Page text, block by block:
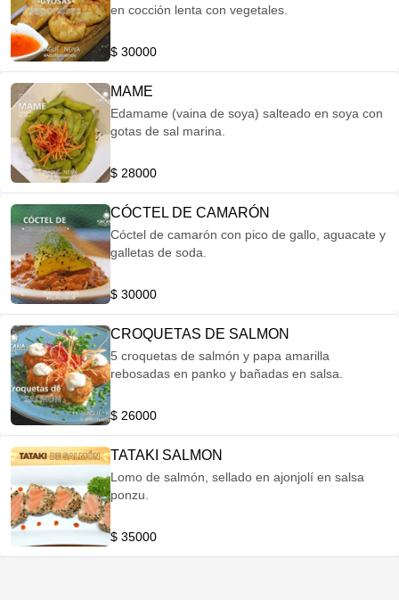
en cocción lenta con vegetales.
$ 30000
MAME
Edamame (vaina de soya) salteado en soya con
gotas de sal marina.
$ 28000
CÓCTEL DE CAMARÓN
Cóctel de camarón con pico de gallo, aguacate y
galletas de soda.
$ 30000
CROQUETAS DE SALMON
5 croquetas de salmón y papa amarilla
rebosadas en panko y bañadas en salsa.
$ 26000
TATAKI SALMON
Lomo de salmón, sellado en ajonjolí en salsa
ponzu.
$ 35000